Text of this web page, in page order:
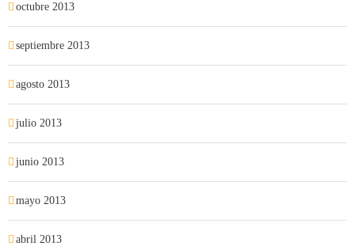
octubre 2013
septiembre 2013
agosto 2013
julio 2013
junio 2013
mayo 2013
abril 2013